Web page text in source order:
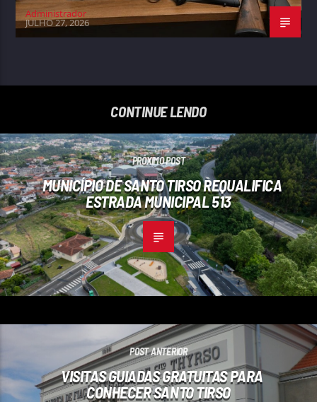
Administrador
JULHO 27, 2026
CONTINUE LENDO
PRÓXIMO POST
MUNICÍPIO DE SANTO TIRSO REQUALIFICA
ESTRADA MUNICIPAL 513
POST ANTERIOR
VISITAS GUIADAS GRATUITAS PARA
CONHECER SANTO TIRSO